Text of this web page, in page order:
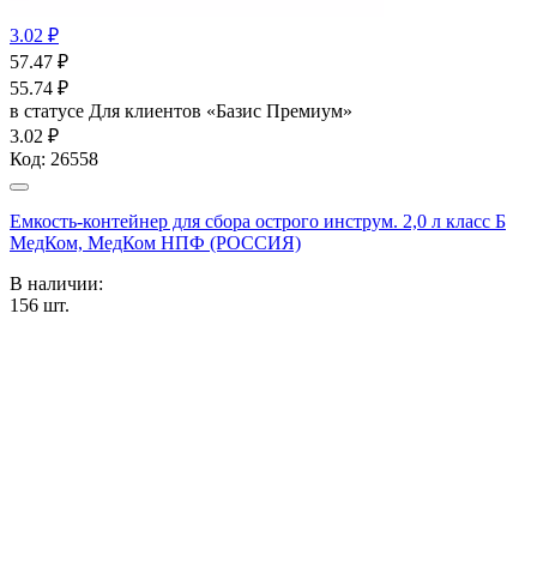
3.02 ₽
57.47 ₽
55.74 ₽
в статусе Для клиентов «Базис Премиум»
3.02 ₽
Код: 26558
Емкость-контейнер для сбора острого инструм. 2,0 л класс Б
МедКом, МедКом НПФ (РОССИЯ)
В наличии:
156 шт.